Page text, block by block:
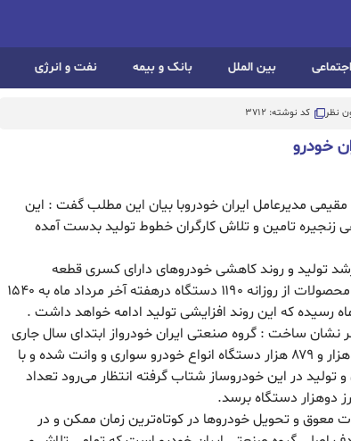
اجتماعی بین الملل بانک و بیمه نفت و انرژی
نظر کد نوشته: 3712
خودرو
مقیمی مدیرعامل ایران خودروبا بیان این مطلب گفت : این
زنجیره تامین و تلاش کارگران خطوط تولید بدست آمده
تولید و روند کاهشی خودروهای دارای کسری قطعه
اظهارداشت :‌ تجاری سازی محصولات از روزانه ۱۱۹۰ دستگاه درهفته آخر مرداد ماه به ۱۵۴۰
رسیده که این روند افزایشی تولید ادامه خواهد داشت .
نشان ساخت : گروه صنعتی ایران خودرواز ابتدای سال جاری
تاکنون موفق به تولید ۲۰۲ هزار و ۸۷۹ هزار دستگاه انواع خودرو سواری و وانت شده و با
تولید در این خودروساز شتاب گرفته انتظار می‌رود تعداد
دوهزار دستگاه برسد.
معوق و تحویل خودروها در کوتاه‌ترین زمان ممکن و در